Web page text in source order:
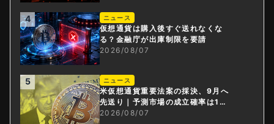
4 ニュース
仮想通貨は購入後すぐ送れなくな
る？金融庁が出庫制限を要請
2026/08/07
5 ニュース
米仮想通貨重要法案の採決、9月へ
先送り｜予測市場の成立確率は1
4%に
2026/08/07